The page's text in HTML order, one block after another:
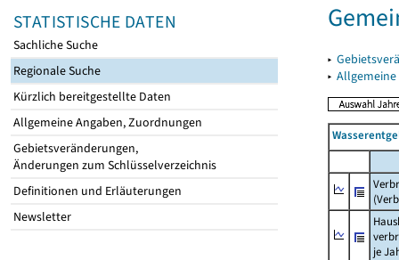
STATISTISCHE DATEN
Sachliche Suche
Regionale Suche
Kürzlich bereitgestellte Daten
Allgemeine Angaben, Zuordnungen
Gebietsveränderungen,
Änderungen zum Schlüsselverzeichnis
Definitionen und Erläuterungen
Newsletter
▸
▸
je